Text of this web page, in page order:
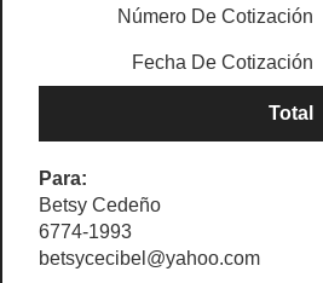
Número De Cotización
Fecha De Cotización
Total
Para:
Betsy Cedeño
6774-1993
betsycecibel@yahoo.com